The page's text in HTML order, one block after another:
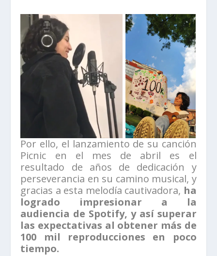
Por ello, el lanzamiento de su canción
Picnic en el mes de abril es el
resultado de años de dedicación y
perseverancia en su camino musical, y
gracias a esta melodía cautivadora, ha
logrado impresionar a la
audiencia de Spotify, y así superar
las expectativas al obtener más de
100 mil reproducciones en poco
tiempo.